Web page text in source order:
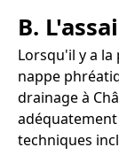
B.
Lorsqu'il y a
nappe
drainage à
adéquatement
techniques